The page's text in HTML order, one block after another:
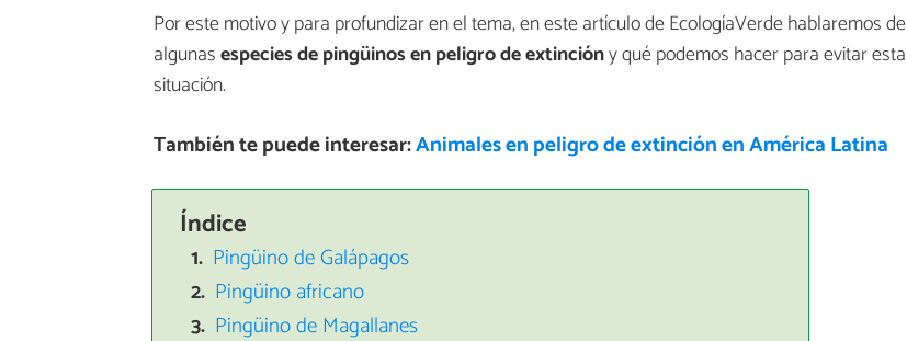
Por este motivo y para profundizar en el tema, en este artículo de EcologíaVerde hablaremos de
algunasespecies de pingüinos en peligro de extincióny qué podemos hacer para evitar esta
situación.
También te puede interesar:Animales en peligro de extinción en América Latina
Índice
Pingüino de Galápagos
Pingüino africano
Pingüino de Magallanes